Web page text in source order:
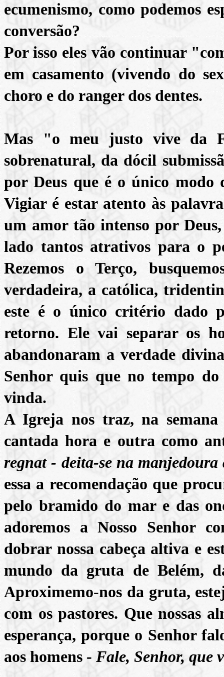
ecumenismo, como podemos
conversão?
Por isso eles vão continuar
em casamento (vivendo do
choro e do ranger dos dentes.
Mas "o meu justo vive da
sobrenatural, da dócil
por Deus que é o único modo
Vigiar é estar atento às
um amor tão intenso por
lado tantos atrativos para o
Rezemos o Terço,
verdadeira, a católica,
este é o único critério dado
retorno. Ele vai separar os
abandonaram a verdade
Senhor quis que no tempo do
vinda.
A Igreja nos traz, na
cantada hora e outra como
regnat - deita-se na
essa a recomendação que
pelo bramido do mar e das
adoremos a Nosso Senhor
dobrar nossa cabeça altiva e
mundo da gruta de Belém,
Aproximemo-nos da gruta,
com os pastores. Que nossas
esperança, porque o Senhor
aos homens - Fale, Senhor, que